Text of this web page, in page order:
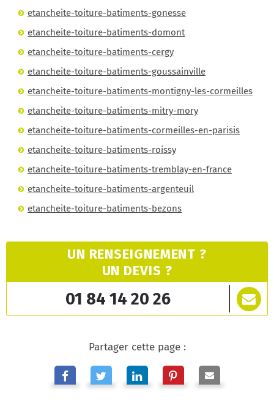
etancheite-toiture-batiments-gonesse
etancheite-toiture-batiments-domont
etancheite-toiture-batiments-cergy
etancheite-toiture-batiments-goussainville
etancheite-toiture-batiments-montigny-les-cormeilles
etancheite-toiture-batiments-mitry-mory
etancheite-toiture-batiments-cormeilles-en-parisis
etancheite-toiture-batiments-roissy
etancheite-toiture-batiments-tremblay-en-france
etancheite-toiture-batiments-argenteuil
etancheite-toiture-batiments-bezons
UN RENSEIGNEMENT ?
UN DEVIS ?
01 84 14 20 26
Partager cette page :